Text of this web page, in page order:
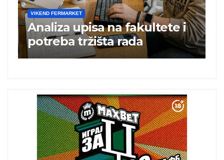
VIKEND FERMARKET
Analiza upisa na fakultete i
potreba tržišta rada